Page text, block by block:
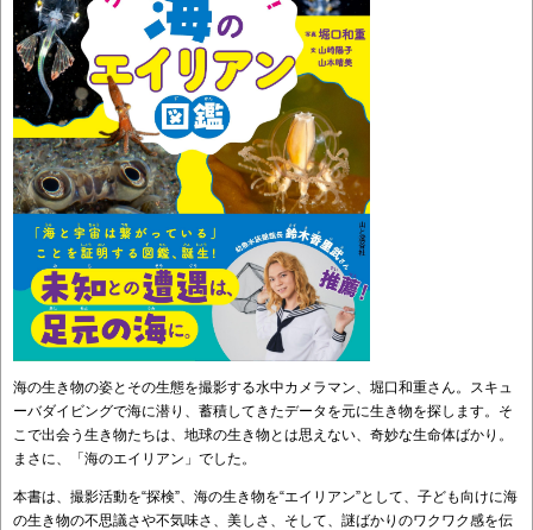
海の生き物の姿とその生態を撮影する水中カメラマン、堀口和重さん。スキュ
ーバダイビングで海に潜り、蓄積してきたデータを元に生き物を探します。そ
こで出会う生き物たちは、地球の生き物とは思えない、奇妙な生命体ばかり。
まさに、「海のエイリアン」でした。
本書は、撮影活動を“探検”、海の生き物を“エイリアン”として、子ども向けに海
の生き物の不思議さや不気味さ、美しさ、そして、謎ばかりのワクワク感を伝